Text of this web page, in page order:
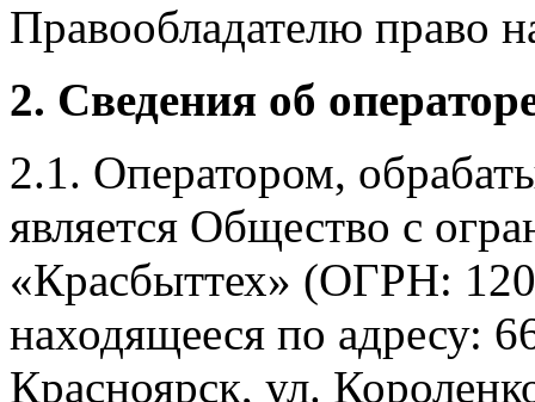
Правообладателю право
2. Сведения об
2.1. Оператором,
является Общество с
«Красбыттех» (ОГРН:
находящееся по адресу:
Красноярск, ул.